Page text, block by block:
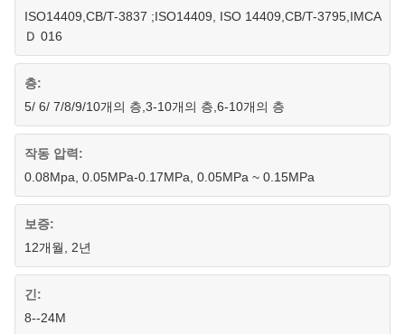
ISO14409,CB/T-3837 ;ISO14409, ISO 14409,CB/T-3795,IMCA
Ｄ 016
층:
5/ 6/ 7/8/9/10개의 층,3-10개의 층,6-10개의 층
작동 압력:
0.08Mpa, 0.05MPa-0.17MPa, 0.05MPa ~ 0.15MPa
보증:
12개월, 2년
긴:
8--24M